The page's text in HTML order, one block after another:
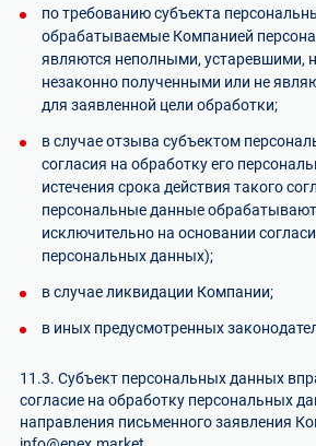
по требованию субъекта
обрабатываемые Компанией
являются неполными, устаревшими,
незаконно полученными или не
для заявленной цели обработки;
в случае отзыва субъектом
согласия на обработку его
истечения срока действия такого
персональные данные
исключительно на основании
персональных данных);
в случае ликвидации Компании;
в иных предусмотренных
11.3. Субъект персональных данных
согласие на обработку персональных
направления письменного заявления